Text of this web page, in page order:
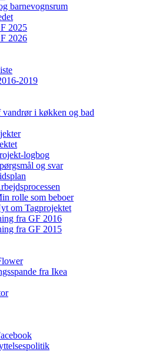
barnevognsrum
2025
2026
2019
i køkken og bad
logbog
og svar
rolle som beboer
om Tagprojektet
fra GF 2016
fra GF 2015
fra Ikea